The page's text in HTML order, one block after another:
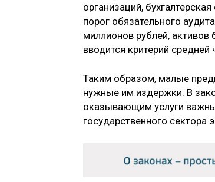
организаций,
порог обязательного
миллионов рублей, активов
вводится критерий
Таким образом, малые
нужные им издержки. В
оказывающим услуги
государственного сектора